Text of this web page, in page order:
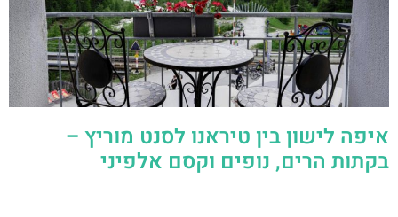
איפה לישון בין טיראנו לסנט מוריץ –
בקתות הרים, נופים וקסם אלפיני